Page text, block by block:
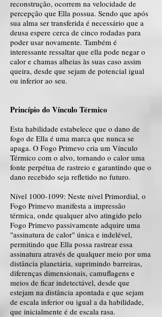
reconstrução, ocorrem na velocidade de
percepção que Ella possua. Sendo que após
sua alma ser transferida é necessário que a
deusa espere cerca de cinco rodadas para
poder usar novamente. Também é
interessante ressaltar que ella pode negar o
calor e chamas alheias às suas caso assim
queira, desde que sejam de potencial igual
ou inferior ao seu.
Princípio do Vínculo Térmico
Esta habilidade estabelece que o dano de
fogo de Ella é uma marca que nunca se
apaga. O Fogo Primevo cria um Vínculo
Térmico com o alvo, tornando o calor uma
fonte perpétua de rastreio e garantindo que o
dano recebido seja refletido no futuro.
Nível 1000-1099: Neste nível Primordial, o
Fogo Primevo manifesta a impressão
térmica, onde qualquer alvo atingido pelo
Fogo Primevo passivamente adquire uma
"assinatura de calor" única e indelével,
permitindo que Ella possa rastrear essa
assinatura através de qualquer meio por uma
distância planetária, suprimindo barreiras,
diferenças dimensionais, camuflagens e
meios de ficar indetectável, desde que
estejam na distância apontada e que sejam
de escala inferior ou igual a da habilidade,
que inicialmente é de escala rasa.